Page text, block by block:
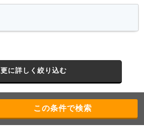
更に詳しく絞り込む